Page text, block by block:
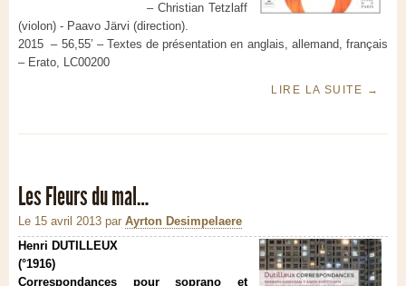
– Christian Tetzlaff
(violon) - Paavo Järvi (direction).
2015 – 56,55’ – Textes de présentation en anglais, allemand, français
– Erato, LC00200
LIRE LA SUITE →
Les Fleurs du mal…
Le 15 avril 2013 par Ayrton Desimpelaere
Henri DUTILLEUX
(°1916)
Correspondances pour soprano et